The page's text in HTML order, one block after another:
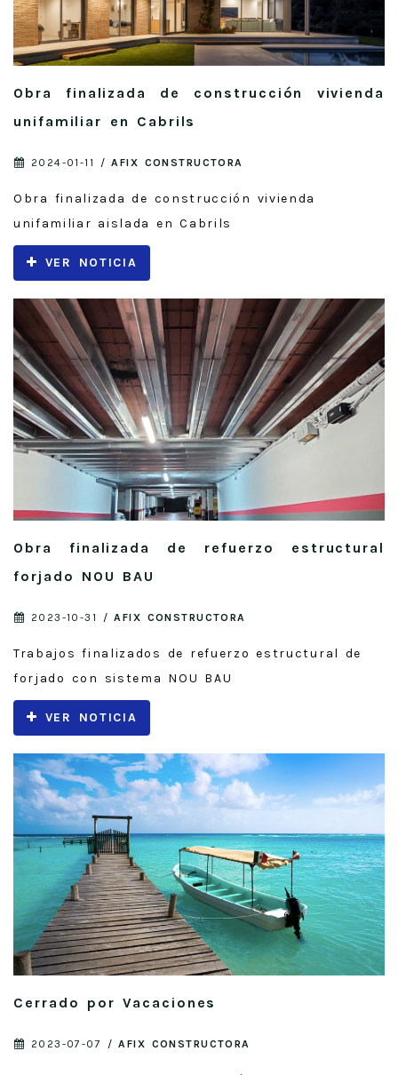
Obra finalizada de construcción vivienda
unifamiliar en Cabrils
2024-01-11 / AFIX CONSTRUCTORA
Obra finalizada de construcción vivienda
unifamiliar aislada en Cabrils
VER NOTICIA
Obra finalizada de refuerzo estructural
forjado NOU BAU
2023-10-31 / AFIX CONSTRUCTORA
Trabajos finalizados de refuerzo estructural de
forjado con sistema NOU BAU
VER NOTICIA
Cerrado por Vacaciones
2023-07-07 / AFIX CONSTRUCTORA